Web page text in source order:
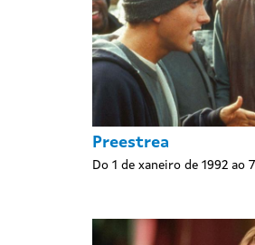
Preestrea
Do 1 de xaneiro de 1992 ao